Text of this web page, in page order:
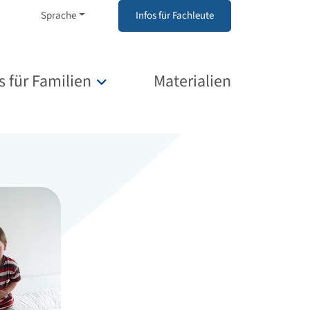
Sprache Infos für Fachleute
für Familien Untermenü für „Infos für Familien“
Materialien